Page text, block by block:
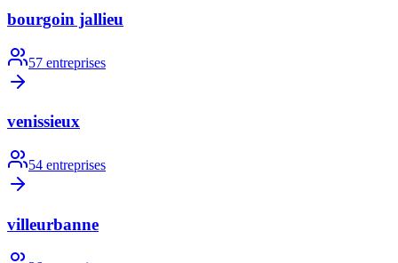
bourgoin jallieu
57 entreprises
venissieux
54 entreprises
villeurbanne